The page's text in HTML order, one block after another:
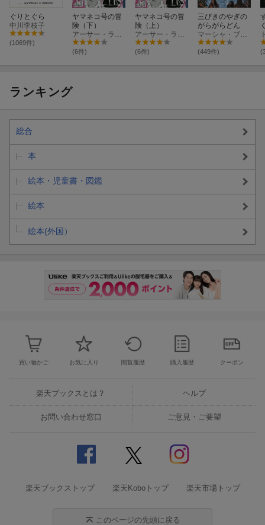
ぐりとぐら
中川李枝子
(1069件)
ヤマネコ号の冒
険（下）
(6件)
ヤマネコ号の冒
険（上）
(6件)
三びきのやぎの
がらがらどん
(449件)
ランキング
総合
本
絵本・児童書・図鑑
絵本
絵本(外国）
買い物かご お気に入り 閲覧履歴 購入履歴 クーポン
楽天ブックスとは？ ヘルプ
お問い合わせ窓口 ご意見・ご要望
楽天ブックストップ 楽天Koboトップ 楽天市場トップ
このページの先頭に戻る